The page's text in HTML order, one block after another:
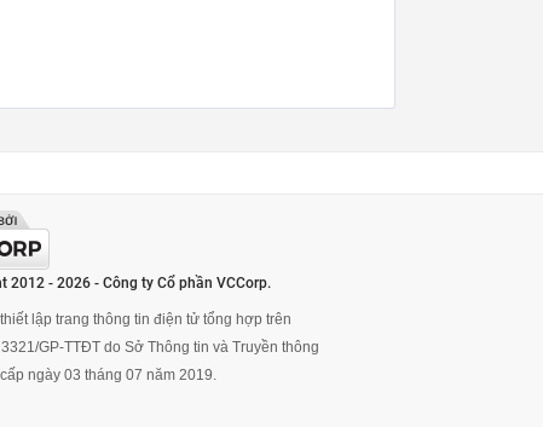
2012 - 2026 - Công ty Cổ phần VCCorp.
lập trang thông tin điện tử tổng hợp trên
GP-TTĐT do Sở Thông tin và Truyền thông
ngày 03 tháng 07 năm 2019.